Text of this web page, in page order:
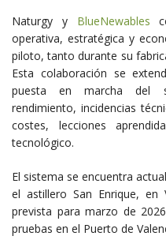
Naturgy y BlueNewables
operativa, estratégica y
piloto, tanto durante su
Esta colaboración se
puesta en marcha del
rendimiento, incidencias
costes, lecciones
tecnológico.
El sistema se encuentra
el astillero San Enrique, en
prevista para marzo de
pruebas en el Puerto de